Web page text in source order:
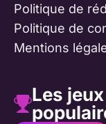
Politique de
Politique de
Mentions
Les